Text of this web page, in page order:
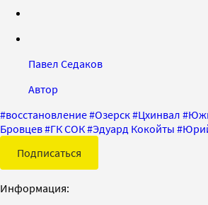
Павел Седаков
Автор
#восстановление#Озерск#Цхинвал #
Бровцев#ГК СОК#Эдуард Кокойты #
Подписаться
Информация: